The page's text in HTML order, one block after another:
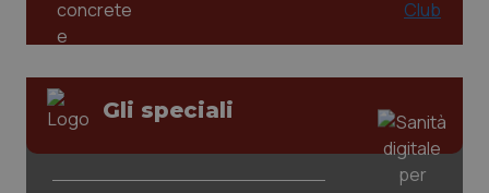
Gli speciali
tracking-sites-ironfish-
session-id